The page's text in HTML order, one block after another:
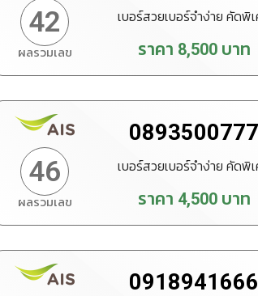
42
ผลรวมเลข
เบอร์สวยเบอร์จำง่าย คัดพิ
ราคา 8,500บาท
ทำนายเบอร์ สั่งซื้อ
0893500777
46
ผลรวมเลข
เบอร์สวยเบอร์จำง่าย คัดพิ
ราคา 4,500บาท
ทำนายเบอร์ สั่งซื้อ
0918941666